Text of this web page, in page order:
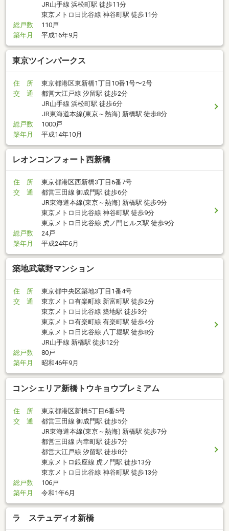
JR山手線 浜松町駅 徒歩11分
東京メトロ日比谷線 神谷町駅 徒歩11分
総戸数
110戸
築年月
平成16年9月
東京ツインパークス
住 所
東京都港区東新橋1丁目10番1号〜2号
交 通
都営大江戸線 汐留駅 徒歩2分
JR山手線 浜松町駅 徒歩6分
JR東海道本線(東京～熱海) 新橋駅 徒歩8分
総戸数
1000戸
築年月
平成14年10月
レオンコンフォート西新橋
住 所
東京都港区西新橋3丁目6番7号
交 通
都営三田線 御成門駅 徒歩6分
JR東海道本線(東京～熱海) 新橋駅 徒歩9分
東京メトロ日比谷線 神谷町駅 徒歩9分
東京メトロ日比谷線 虎ノ門ヒルズ駅 徒歩9分
総戸数
24戸
築年月
平成24年6月
築地武蔵野マンション
住 所
東京都中央区築地3丁目1番4号
交 通
東京メトロ有楽町線 新富町駅 徒歩2分
東京メトロ日比谷線 築地駅 徒歩3分
東京メトロ有楽町線 有楽町駅 徒歩4分
東京メトロ日比谷線 八丁堀駅 徒歩8分
JR山手線 新橋駅 徒歩12分
総戸数
80戸
築年月
昭和46年9月
コンシェリア新橋トウキョウプレミアム
住 所
東京都港区新橋5丁目6番5号
交 通
都営三田線 御成門駅 徒歩5分
JR東海道本線(東京～熱海) 新橋駅 徒歩7分
都営三田線 内幸町駅 徒歩7分
都営大江戸線 汐留駅 徒歩8分
東京メトロ銀座線 虎ノ門駅 徒歩13分
東京メトロ日比谷線 神谷町駅 徒歩13分
総戸数
106戸
築年月
令和1年6月
ラ ステュディオ新橋